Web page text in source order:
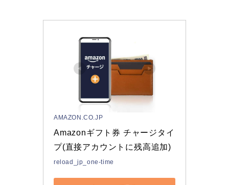
AMAZON.CO.JP
Amazonギフト券 チャージタイ
プ(直接アカウントに残高追加)
reload_jp_one-time